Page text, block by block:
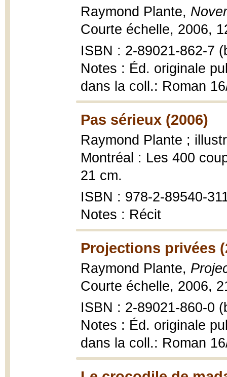
Raymond Plante,
Courte échelle, 2006,
ISBN : 2-89021-862-7
Notes : Éd. originale
dans la coll.: Roman
Pas sérieux (2006)
Raymond Plante ;
Montréal : Les 400
21 cm.
ISBN : 978-2-89540-
Notes : Récit
Projections privées
Raymond Plante,
Courte échelle, 2006,
ISBN : 2-89021-860-0
Notes : Éd. originale
dans la coll.: Roman